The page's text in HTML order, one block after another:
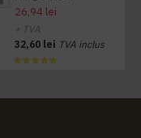
26,94 lei
+ TVA
32,60 lei TVA inclus